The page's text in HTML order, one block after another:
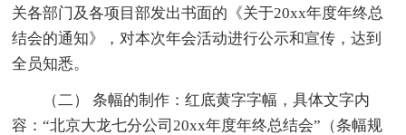
关各部门及各项目部发出书面的《关于20xx年度年终总
结会的通知》，对本次年会活动进行公示和宣传，达到
全员知悉。
（二） 条幅的制作：红底黄字字幅，具体文字内
容：“北京大龙七分公司20xx年度年终总结会”（条幅规